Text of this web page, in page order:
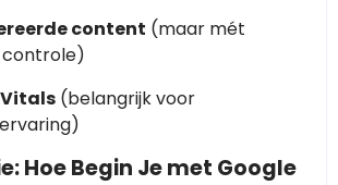
content (maar mét
controle)
Vitals (belangrijk voor
Hoe Begin Je met Google